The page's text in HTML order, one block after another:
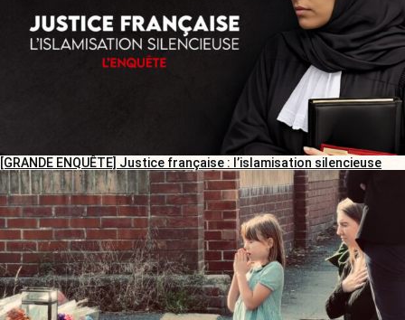
[GRANDE ENQUÊTE] Justice française : l’islamisation silencieuse